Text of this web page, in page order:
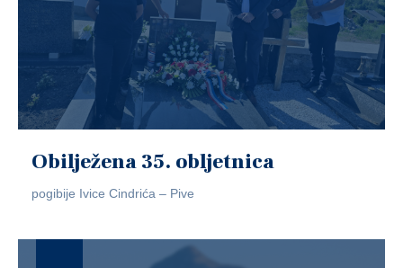
Obilježena 35. obljetnica
pogibije Ivice Cindrića – Pive